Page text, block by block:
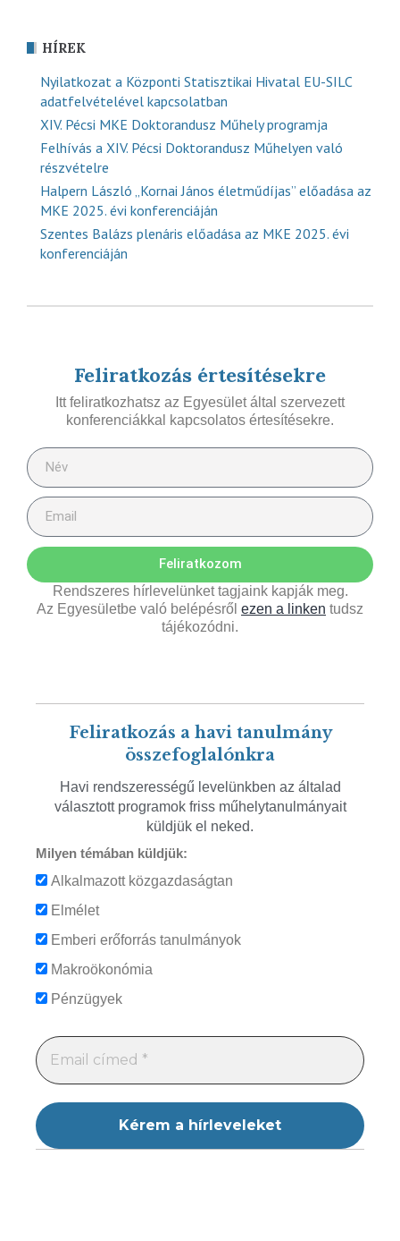
HÍREK
Nyilatkozat a Központi Statisztikai Hivatal EU-SILC
adatfelvételével kapcsolatban
XIV. Pécsi MKE Doktorandusz Műhely programja
Felhívás a XIV. Pécsi Doktorandusz Műhelyen való
részvételre
Halpern László „Kornai János életműdíjas” előadása az
MKE 2025. évi konferenciáján
Szentes Balázs plenáris előadása az MKE 2025. évi
konferenciáján
Feliratkozás értesítésekre
Itt feliratkozhatsz az Egyesület által szervezett
konferenciákkal kapcsolatos értesítésekre.
Feliratkozom
Rendszeres hírlevelünket tagjaink kapják meg.
Az Egyesületbe való belépésről ezen a linken tudsz
tájékozódni.
Feliratkozás a havi tanulmány
összefoglalónkra
Havi rendszerességű levelünkben az általad
választott programok friss műhelytanulmányait
küldjük el neked.
Milyen témában küldjük:
Alkalmazott közgazdaságtan
Elmélet
Emberi erőforrás tanulmányok
Makroökonómia
Pénzügyek